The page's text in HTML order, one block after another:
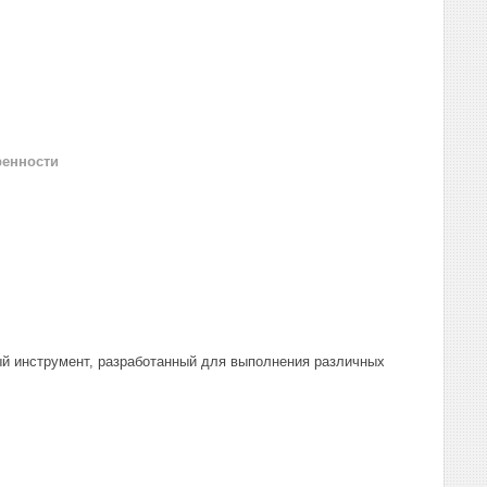
инструмент, разработанный для выполнения различных